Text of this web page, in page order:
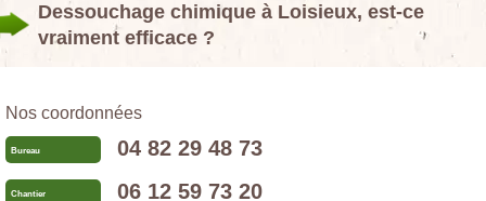
Dessouchage chimique à Loisieux, est-ce
vraiment efficace ?
Nos coordonnées
Bureau 04 82 29 48 73
Chantier 06 12 59 73 20